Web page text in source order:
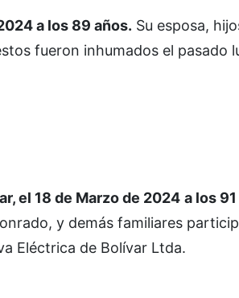
a los 89 años. Su esposa,
fueron inhumados el pasado
el 18 de Marzo de 2024 a los
y demás familiares
Eléctrica de Bolívar Ltda.